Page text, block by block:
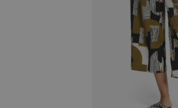
Optionen
Produktseite